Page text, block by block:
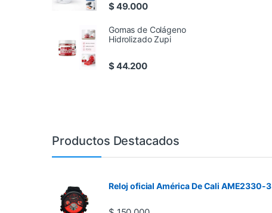
$49.000
Gomas de Colágeno
Hidrolizado Zupi
$44.200
Productos Destacados
Reloj oficial América De Cali AME2330-3